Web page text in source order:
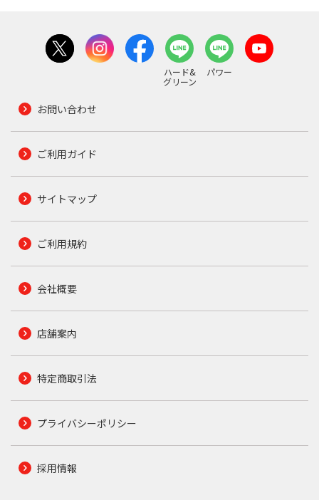
ハード&
グリーン
パワー
お問い合わせ
ご利用ガイド
サイトマップ
ご利用規約
会社概要
店舗案内
特定商取引法
プライバシーポリシー
採用情報